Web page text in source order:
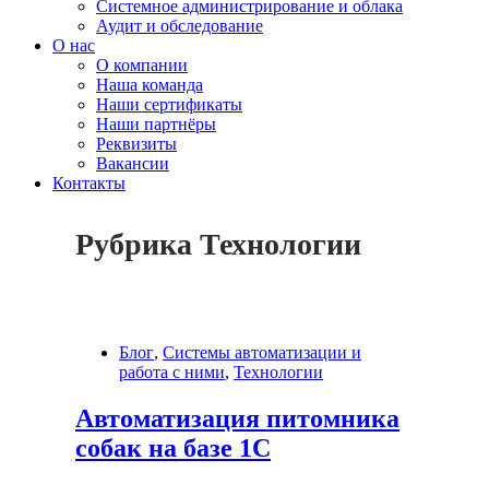
Системное администрирование и облака
Аудит и обследование
О нас
О компании
Наша команда
Наши сертификаты
Наши партнёры
Реквизиты
Вакансии
Контакты
Рубрика Технологии
Блог, Системы автоматизации и
работа с ними, Технологии
Автоматизация питомника
собак на базе 1С